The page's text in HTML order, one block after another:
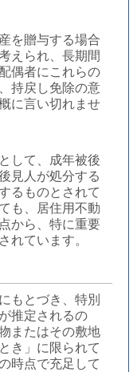
を贈与する場合
えられ、長期間
偶者にこれらの
持戻し免除の意
に言い切れませ
して、成年被後
見人が処分する
るものとされて
も、居住用不動
から、特に重要
れています。
もとづき、特別
推定されるの
またはその敷地
き」に限られて
時点で充足して